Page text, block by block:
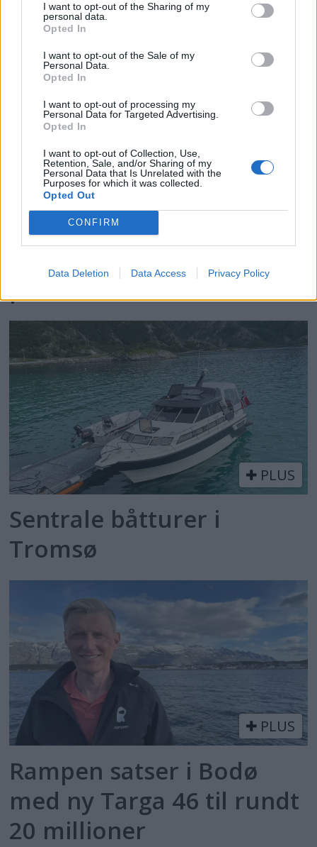
I want to opt-out of the Sharing of my
personal data.
Opted In
I want to opt-out of the Sale of my
Personal Data.
Opted In
I want to opt-out of processing my
Personal Data for Targeted Advertising.
Opted In
I want to opt-out of Collection, Use,
Retention, Sale, and/or Sharing of my
Personal Data that Is Unrelated with the
Purposes for which it was collected.
Opted Out
CONFIRM
Data Deletion Data Access Privacy Policy
kystkultur
Bua – en skjult svensk
PLUS
Sentrale båtturer i
Tromsø
PLUS
Rampen satser i Bodø
med ny Targa 46 til rundt
20 millioner